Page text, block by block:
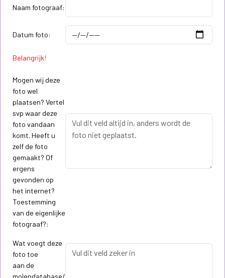
Naam fotograaf:
Datum foto:
Belangrijk!
Mogen wij deze
foto wel
plaatsen? Vertel
svp waar deze
foto vandaan
komt. Heeft u
zelf de foto
gemaakt? Of
ergens
gevonden op
het internet?
Toestemming
van de eigenlijke
fotograaf?:
Wat voegt deze
foto toe
aan de
molendatabase/